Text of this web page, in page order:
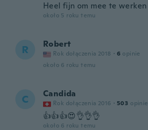
Heel fijn om mee te werken
około 5 roku temu
R Robert
Rok dołączenia 2018 · 6 opinie
około 6 roku temu
C Candida
Rok dołączenia 2016 · 503 opinie
👍👍👍😍👌👌👌
około 6 roku temu